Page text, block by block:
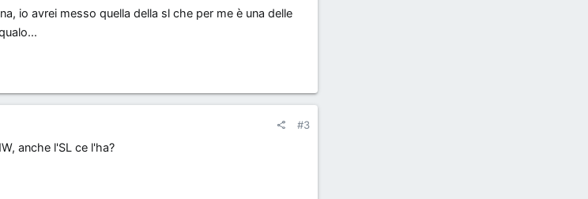
io avrei messo quella della sl che per me è una delle
#3
anche l'SL ce l'ha?